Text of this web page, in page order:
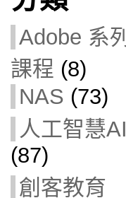
Adobe 系列
課程 (8)
NAS (73)
人工智慧AI
(87)
創客教育